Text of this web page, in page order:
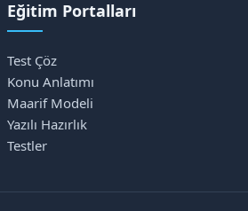
Eğitim Portalları
Test Çöz
Konu Anlatımı
Maarif Modeli
Yazılı Hazırlık
Testler